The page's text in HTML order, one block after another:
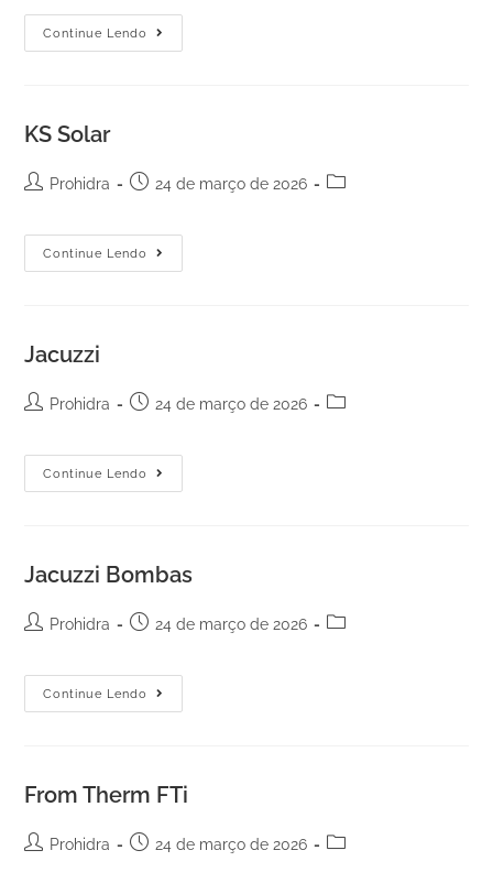
Continue Lendo
KS Solar
Prohidra 24 de março de 2026
Continue Lendo
Jacuzzi
Prohidra 24 de março de 2026
Continue Lendo
Jacuzzi Bombas
Prohidra 24 de março de 2026
Continue Lendo
From Therm FTi
Prohidra 24 de março de 2026